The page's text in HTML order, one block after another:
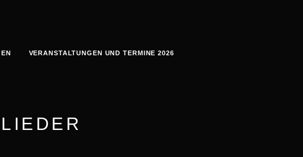
VERANSTALTUNGEN UND TERMINE 2026